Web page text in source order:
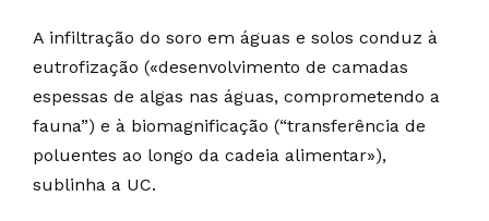
A infiltração do soro em águas e solos conduz à
eutrofização («desenvolvimento de camadas
espessas de algas nas águas, comprometendo a
fauna”) e à biomagnificação (“transferência de
poluentes ao longo da cadeia alimentar»),
sublinha a UC.